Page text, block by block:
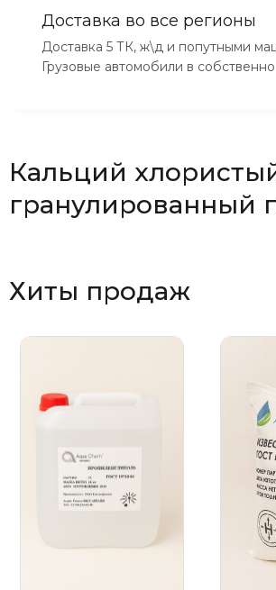
Доставка во все регионы
Доставка 5 ТК, ж\д и попутными
Грузовые автомобили в
Кальций
гранулированный
Хиты продаж